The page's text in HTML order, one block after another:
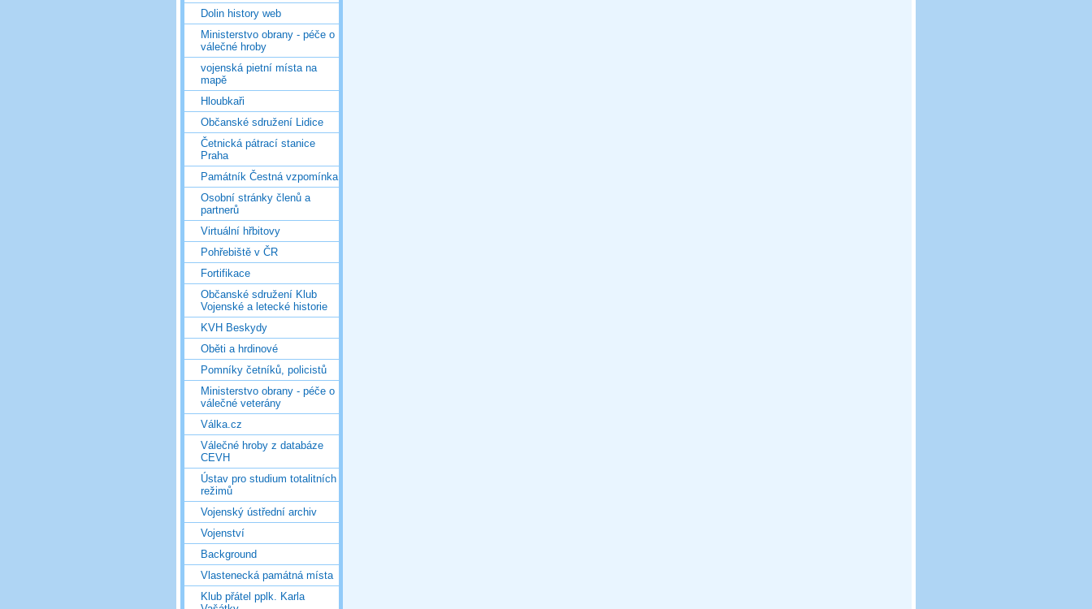
Dolin history web
Ministerstvo obrany - péče o
válečné hroby
vojenská pietní místa na
mapě
Hloubkaři
Občanské sdružení Lidice
Četnická pátrací stanice
Praha
Památník Čestná vzpomínka
Osobní stránky členů a
partnerů
Virtuální hřbitovy
Pohřebiště v ČR
Fortifikace
Občanské sdružení Klub
Vojenské a letecké historie
KVH Beskydy
Oběti a hrdinové
Pomníky četníků, policistů
Ministerstvo obrany - péče o
válečné veterány
Válka.cz
Válečné hroby z databáze
CEVH
Ústav pro studium totalitních
režimů
Vojenský ústřední archiv
Vojenství
Background
Vlastenecká památná místa
Klub přátel pplk. Karla